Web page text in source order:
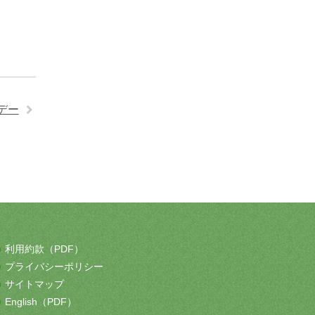
ー
利用約款（PDF）
プライバシーポリシー
サイトマップ
English（PDF）